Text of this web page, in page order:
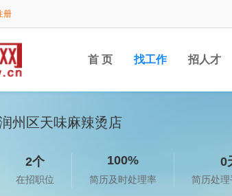
册
首 页 找工作 招人才
州区天味麻辣烫店
2个
在招职位
100%
简历及时处理率
0
简历处